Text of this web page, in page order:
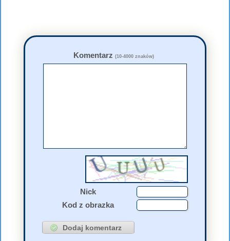
Komentarz (10-4000 znaków)
Nick
Kod z obrazka